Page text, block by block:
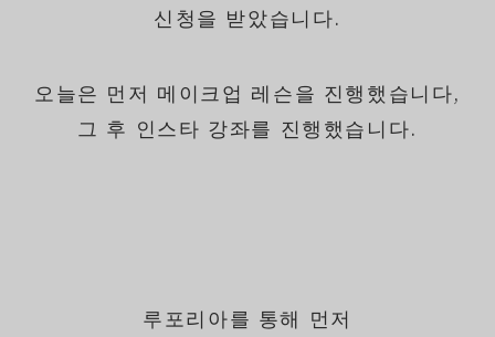
신청을 받았습니다.
오늘은 먼저 메이크업 레슨을 진행했습니다,
그 후 인스타 강좌를 진행했습니다.
루포리아를 통해 먼저